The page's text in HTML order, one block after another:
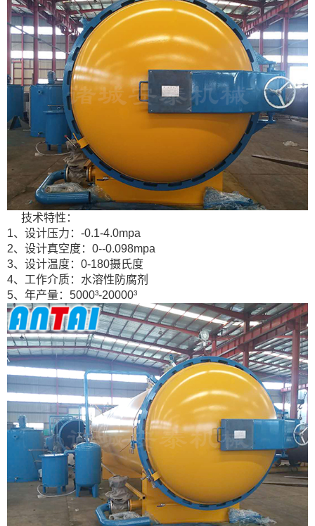
技术特性：
1、设计压力： -0.1-4.0mpa
2、设计真空度： 0--0.098mpa
3、设计温度： 0-180摄氏度
4、工作介质：水溶性防腐剂
5、年产量： 5000³-20000³